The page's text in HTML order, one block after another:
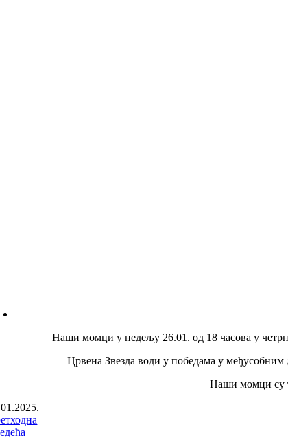
Наши момци у недељу 26.01. од 18 часова у
Црвена Звезда води у победама у
Наши момци су